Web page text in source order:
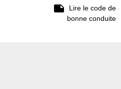

Lire le code de
bonne conduite